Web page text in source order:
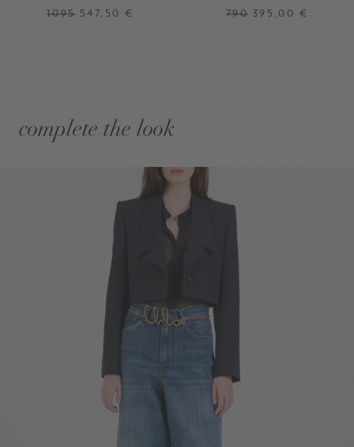
1095 547,50 € 790 395,00 €
complete the look